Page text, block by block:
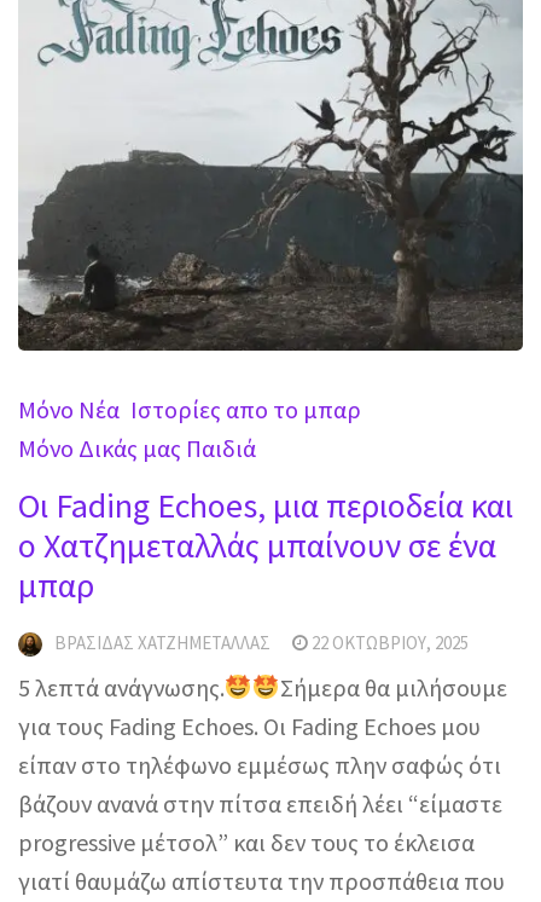
Mόνο Νέα Ιστορίες απο το μπαρ
Μόνο Δικάς μας Παιδιά
Οι Fading Echoes, μια περιοδεία και
ο Χατζημεταλλάς μπαίνουν σε ένα
μπαρ
ΒΡΑΣΊΔΑΣ ΧΑΤΖΗΜΕΤΑΛΛΆΣ 22 ΟΚΤΩΒΡΊΟΥ, 2025
5 λεπτά ανάγνωσης.
Σήμερα θα μιλήσουμε
για τους Fading Echoes. Οι Fading Echoes μου
είπαν στο τηλέφωνο εμμέσως πλην σαφώς ότι
βάζουν ανανά στην πίτσα επειδή λέει “είμαστε
progressive μέτσολ” και δεν τους το έκλεισα
γιατί θαυμάζω απίστευτα την προσπάθεια που